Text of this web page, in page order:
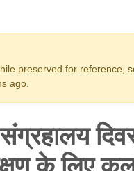
preserved for reference,
ago.